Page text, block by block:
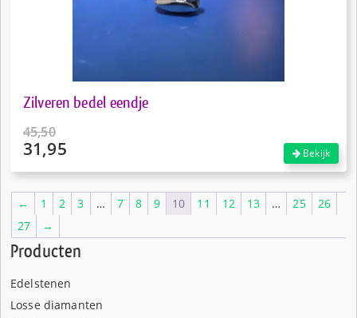
Producten
Edelstenen
Losse diamanten
Zilveren bedel eendje
45,50
Oorspronkelijke
€45,50.
31,95
€31,95.
Bekijk
← 1 2 3 … 7 8 9 10 11 12 13 … 25
26
27
→